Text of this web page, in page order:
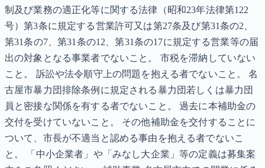
制及び業務の適正化等に関する法律（昭和23年法律第122
号）第3条に規定する営業許可又は第27条及び第31条の2、
第31条の7、第31条の12、第31条の17に規定する営業等の届
出の対象となる事業者でないこと。 市税を滞納していない
こと。 訴訟や法令順守上の問題を抱える者でないこと。 名
古屋市暴力団排除条例に規定される暴力団若しくは暴力団
員と密接な関係を有する者でないこと。 過去に本補助金の
交付を受けていないこと。 その他補助金を交付することに
ついて、市長が不適当と認める事由を抱える者でないこ
と。 「中小企業者」や「みなし大企業」等の定義は募集案